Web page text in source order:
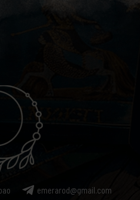
emerarod@gmail.com